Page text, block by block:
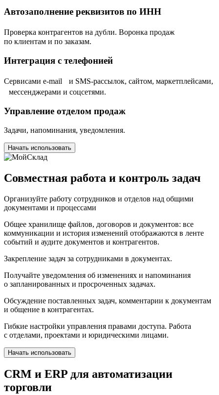
Автозаполнение реквизитов по ИНН
Проверка контрагентов на дубли. Воронка продаж
по клиентам и по заказам.
Интеграция с телефонией
Cервисами e-mail и SMS-рассылок, сайтом, маркетплейсами,
мессенджерами и соцсетями.
Управление отделом продаж
Задачи, напоминания, уведомления.
Начать использовать
Совместная работа и контроль задач
Организуйте работу сотрудников и отделов над общими
документами и процессами
Общее хранилище файлов, договоров и документов: все
коммуникации и история изменений отображаются в ленте
событий и аудите документов и контрагентов.
Закрепление задач за сотрудниками в документах.
Получайте уведомления об изменениях и напоминания
о запланированных и просроченных задачах.
Обсуждение поставленных задач, комментарии к документам
и общение в контрагентах.
Гибкие настройки управления правами доступа. Работа
с отделами, проектами и юридическими лицами.
Начать использовать
CRM и ERP для автоматизации
торговли